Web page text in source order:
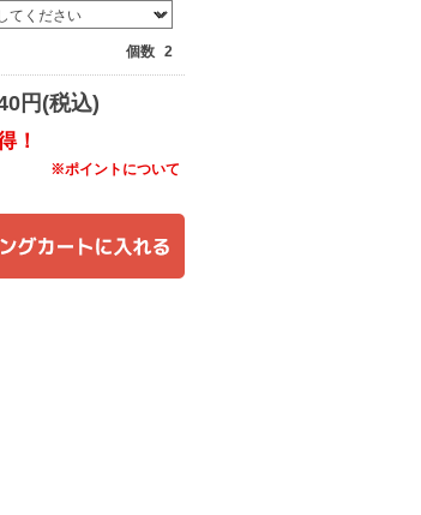
個数 2
円(税込)
！
※ポイントについて